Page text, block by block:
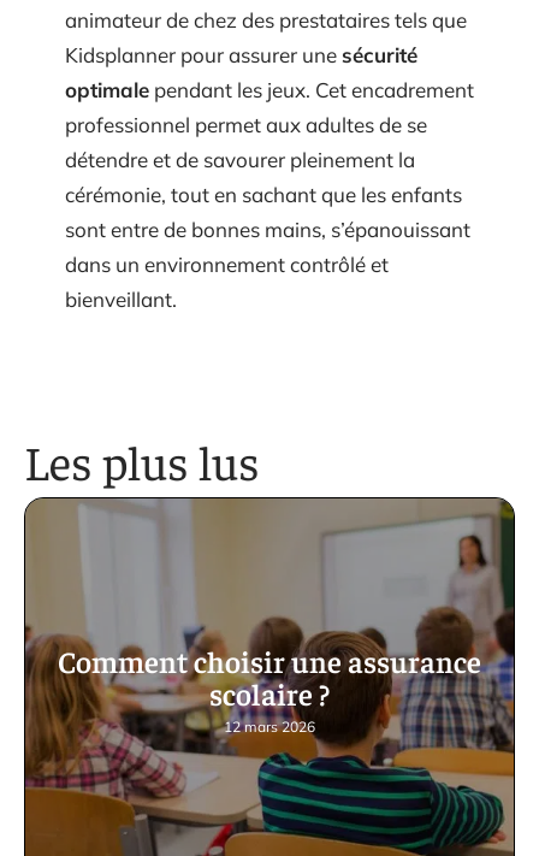
animateur de chez des prestataires tels que
Kidsplanner pour assurer unesécurité
optimale pendant les jeux. Cet encadrement
professionnel permet aux adultes de se
détendre et de savourer pleinement la
cérémonie, tout en sachant que les enfants
sont entre de bonnes mains, s’épanouissant
dans un environnement contrôlé et
bienveillant.
Les plus lus
Comment choisir une assurance
scolaire ?
12 mars 2026